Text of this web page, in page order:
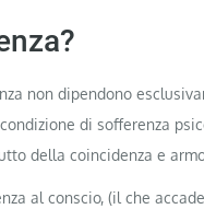
non dipendono
di sofferenza
della coincidenza e
al conscio, (il che